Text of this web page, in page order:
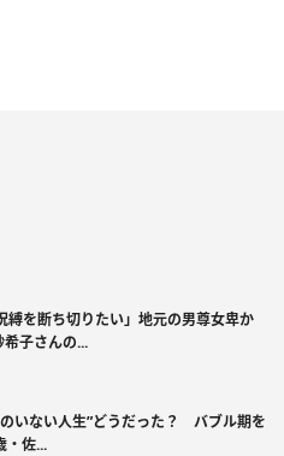
縛を断ち切りたい」地元の男尊女卑か
希子さんの...
のいない人生”どうだった？ バブル期を
・佐...